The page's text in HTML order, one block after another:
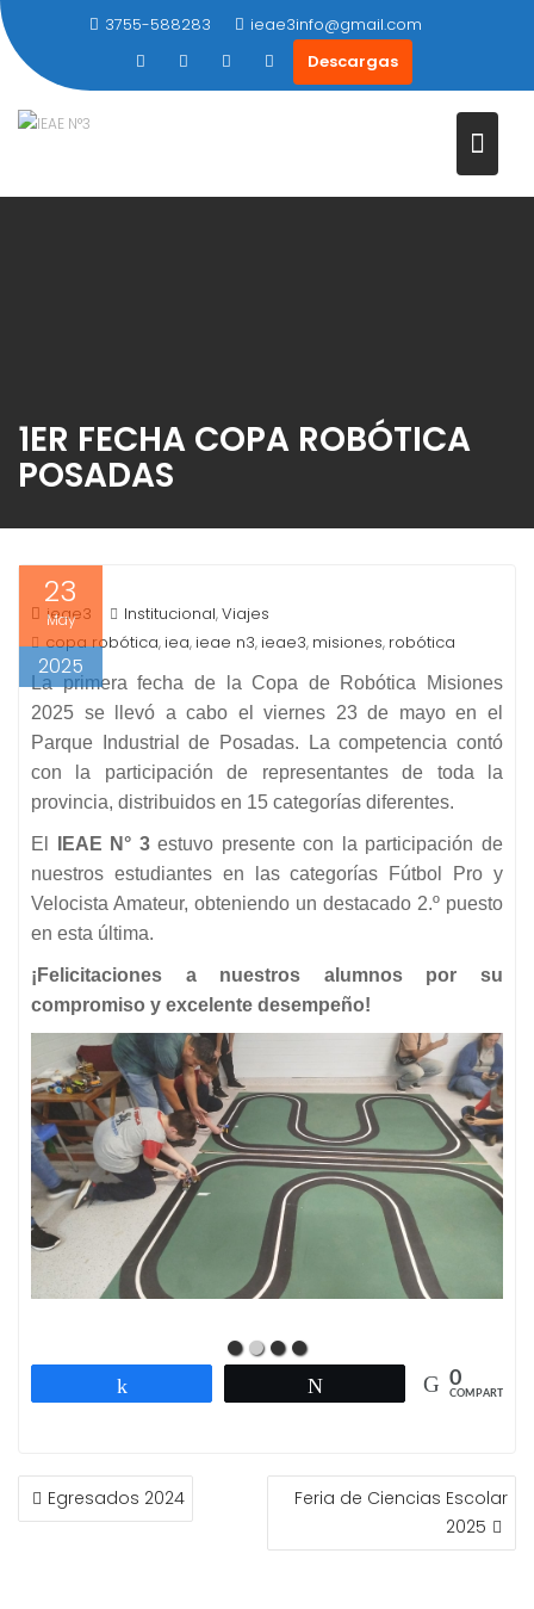
Saltar
al
contenido
3755-588283
ieae3info@gmail.com
Descargas
1ER FECHA COPA ROBÓTICA
POSADAS
23
May
2025
ieae3 Institucional,Viajes
copa robótica, iea, ieae n3, ieae3, misiones, robótica
La primera fecha de la Copa de Robótica Misiones
2025 se llevó a cabo el viernes 23 de mayo en el
Parque Industrial de Posadas. La competencia contó
con la participación de representantes de toda la
provincia, distribuidos en 15 categorías diferentes.
El IEAE N° 3estuvo presente con la participación de
nuestros estudiantes en las categorías Fútbol Pro y
Velocista Amateur, obteniendo un destacado 2.º puesto
en esta última.
¡Felicitaciones a nuestros alumnos por su
compromiso y excelente desempeño!
0
COMPARTIR
NAVEGACIÓN
DEEgresados 2024
Feria de Ciencias Escolar
2025